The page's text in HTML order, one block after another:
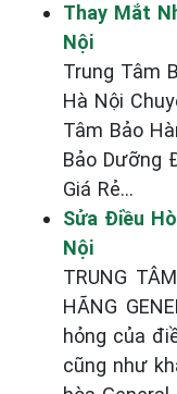
Thay Mắt
Nội
Trung Tâm
Hà Nội
Tâm Bảo
Bảo Dưỡng
Giá Rẻ...
Sửa Điều
Nội
TRUNG
HÃNG
hỏng của
cũng như